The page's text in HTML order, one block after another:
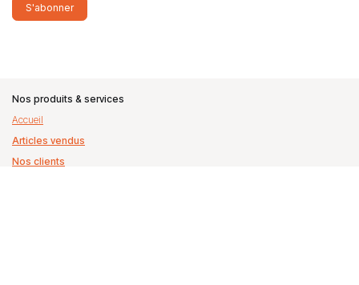
S'abonner
Nos produits & services
Accueil
Articles vendus
Nos clients